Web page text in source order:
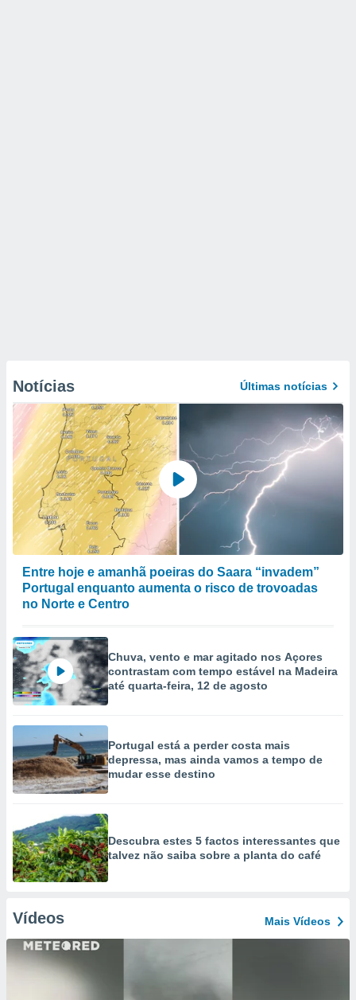
Notícias Últimas notícias
Entre hoje e amanhã poeiras do Saara “invadem”
Portugal enquanto aumenta o risco de trovoadas
no Norte e Centro
Chuva, vento e mar agitado nos Açores
contrastam com tempo estável na Madeira
até quarta-feira, 12 de agosto
Portugal está a perder costa mais
depressa, mas ainda vamos a tempo de
mudar esse destino
Descubra estes 5 factos interessantes que
talvez não saiba sobre a planta do café
Vídeos Mais Vídeos